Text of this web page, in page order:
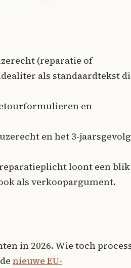
(reparatie of
als standaardtekst
en
en het 3-
loont een
als verkoopargument.
in 2026. Wie toch
nieuwe EU-